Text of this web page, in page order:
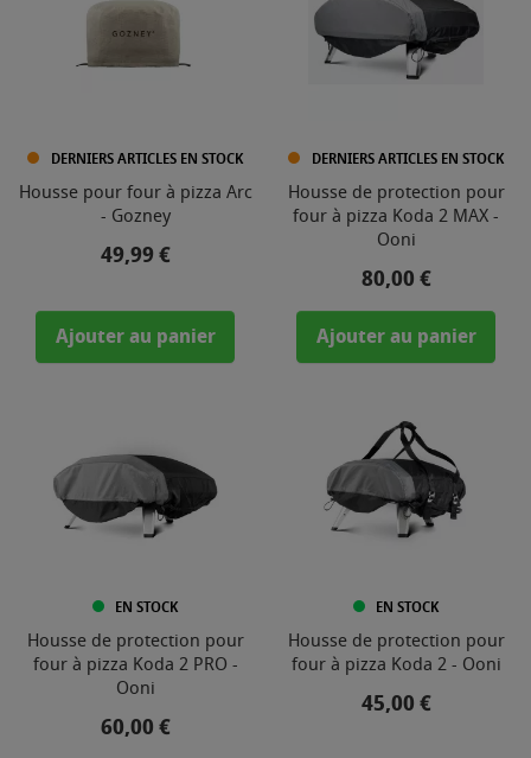
DERNIERS ARTICLES EN STOCK
Housse pour four à pizza Arc
- Gozney
Prix
49,99 €
Ajouter au panier
DERNIERS ARTICLES EN STOCK
Housse de protection pour
four à pizza Koda 2 MAX -
Ooni
Prix
80,00 €
Ajouter au panier
EN STOCK
Housse de protection pour
four à pizza Koda 2 PRO -
Ooni
Prix
60,00 €
EN STOCK
Housse de protection pour
four à pizza Koda 2 - Ooni
Prix
45,00 €